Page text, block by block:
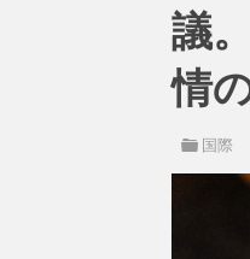
議
情
国際